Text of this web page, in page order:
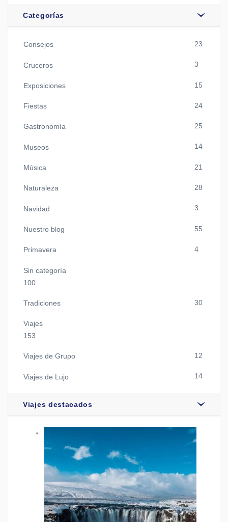
Categorías
Consejos 23
Cruceros 3
Exposiciones 15
Fiestas 24
Gastronomía 25
Museos 14
Música 21
Naturaleza 28
Navidad 3
Nuestro blog 55
Primavera 4
Sin categoría
100
Tradiciones 30
Viajes
153
Viajes de Grupo 12
Viajes de Lujo 14
Viajes destacados